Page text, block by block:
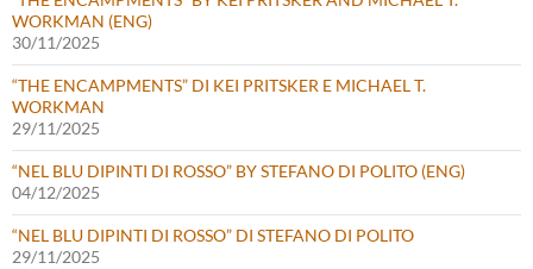
WORKMAN (ENG)
30/11/2025
“THE ENCAMPMENTS” DI KEI PRITSKER E MICHAEL T.
WORKMAN
29/11/2025
“NEL BLU DIPINTI DI ROSSO” BY STEFANO DI POLITO (ENG)
04/12/2025
“NEL BLU DIPINTI DI ROSSO” DI STEFANO DI POLITO
29/11/2025